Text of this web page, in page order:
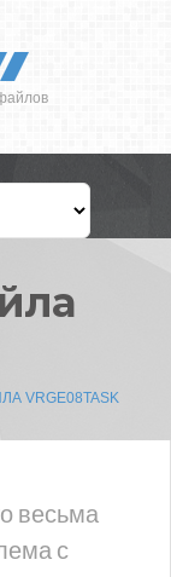
VRGE08TASK
весьма
с